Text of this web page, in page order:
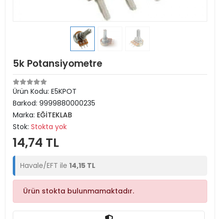
5k Potansiyometre
Ürün Kodu: E5KPOT
Barkod: 9999880000235
Marka: EĞİTEKLAB
Stok: Stokta yok
14,74 TL
Havale/EFT ile 14,15 TL
Ürün stokta bulunmamaktadır.